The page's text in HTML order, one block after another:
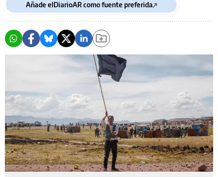
Añade elDiarioAR como fuente preferida